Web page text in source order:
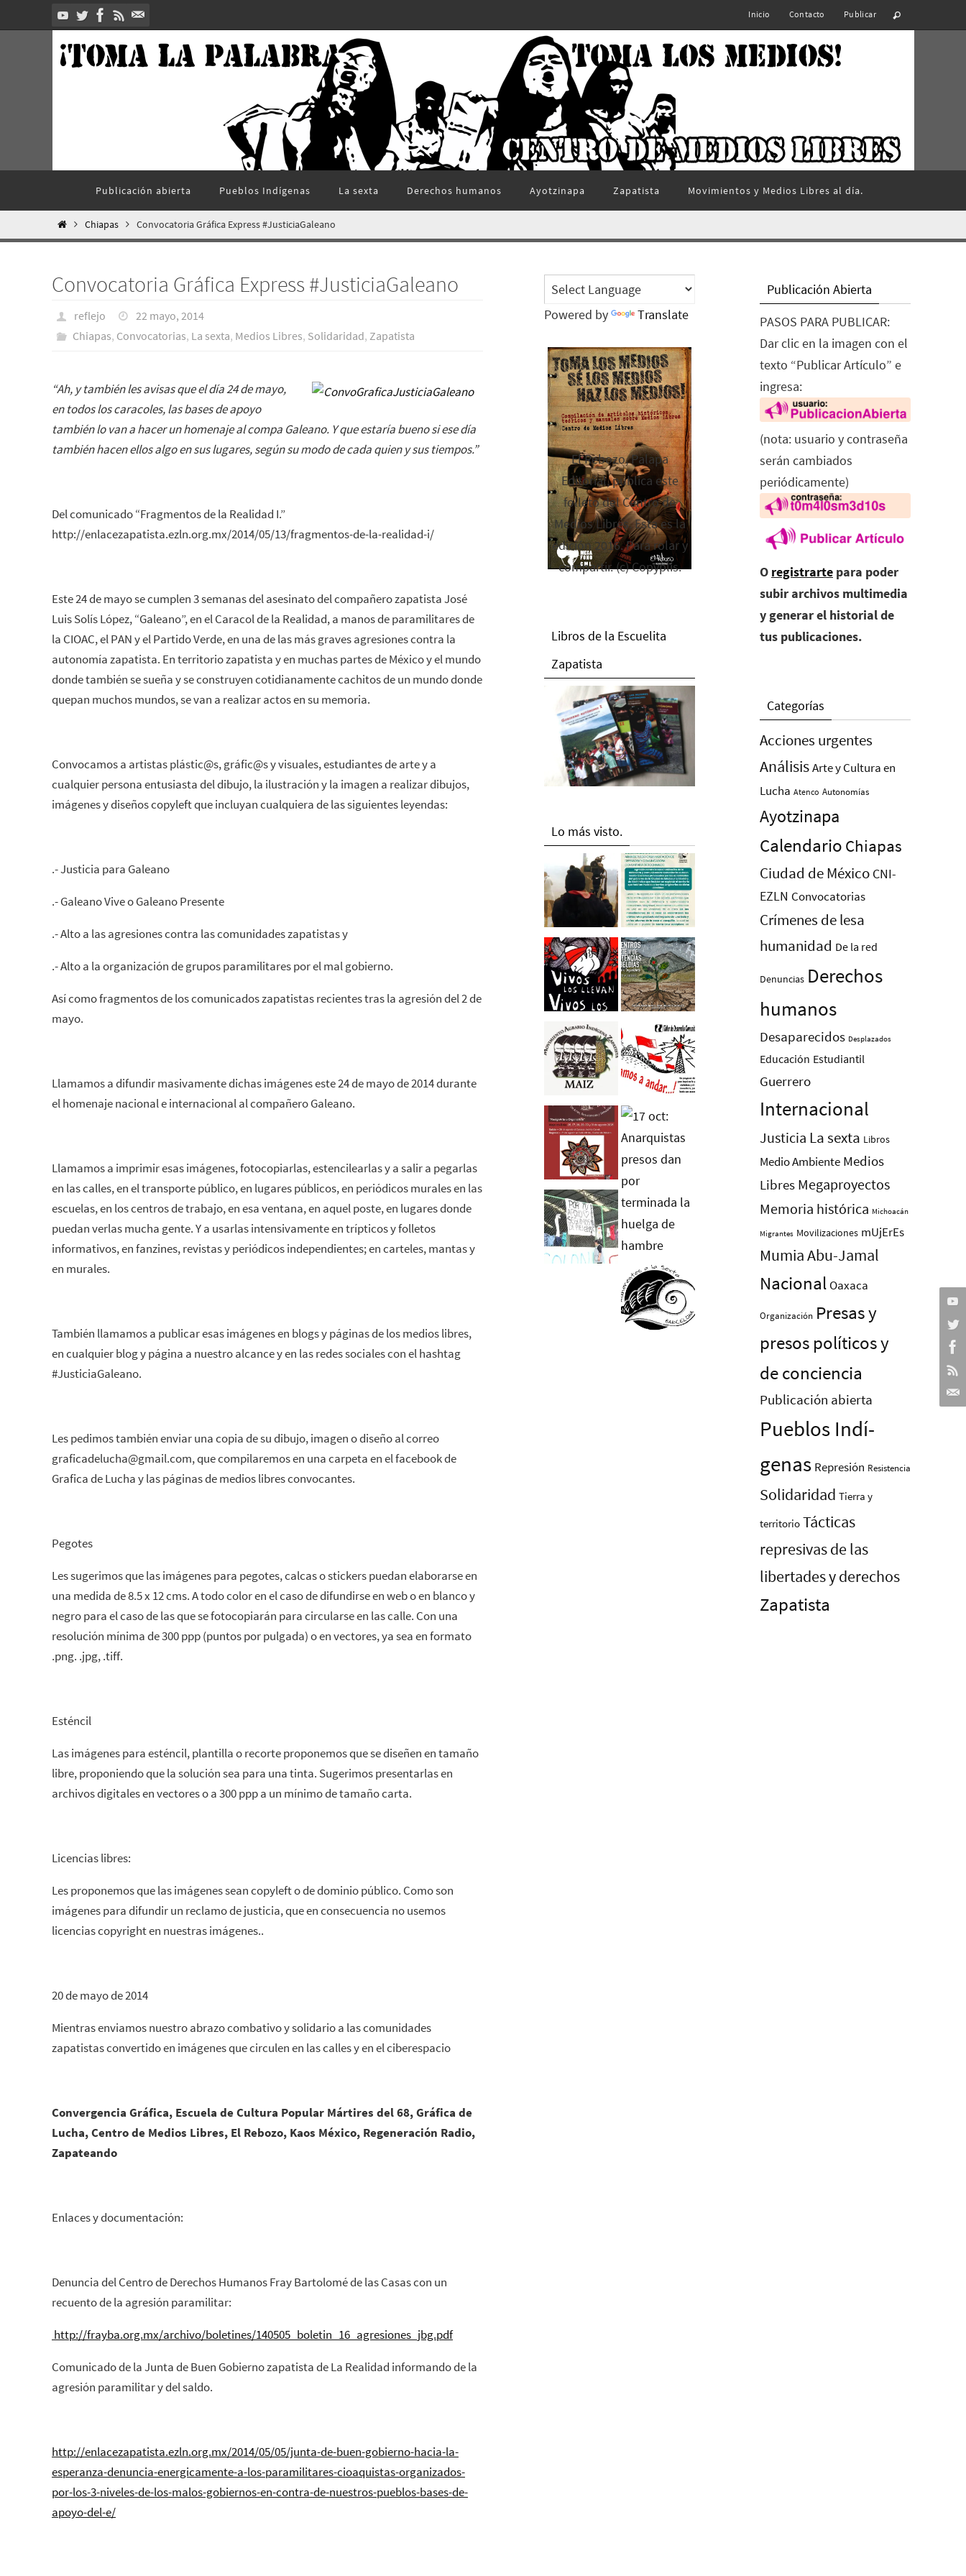
al
Inicio Contacto Publicar
contenido
Publicación abierta Pueblos Indí­genas La sexta Derechos humanos Ayotzinapa Zapatista Movimientos y Medios Libres al día.
InicioChiapas Convocatoria Gráfica Express #JusticiaGaleano
Convocatoria Gráfica Express #JusticiaGaleano
reflejo
22 mayo, 2014
Chiapas, Convocatorias, La sexta, Medios Libres, Solidaridad, Zapatista
“Ah, y también les avisas que el día 24 de mayo,
en todos los caracoles, las bases de apoyo
también lo van a hacer un homenaje al compa Galeano. Y que estaría bueno si ese día
también hacen ellos algo en sus lugares, según su modo de cada quien y sus tiempos.”
Del comunicado “Fragmentos de la Realidad I.”
http://enlacezapatista.ezln.org.mx/2014/05/13/fragmentos-de-la-realidad-i/
Este 24 de mayo se cumplen 3 semanas del asesinato del compañero zapatista José
Luis Solís López, “Galeano”, en el Caracol de la Realidad, a manos de paramilitares de
la CIOAC, el PAN y el Partido Verde, en una de las más graves agresiones contra la
autonomía zapatista. En territorio zapatista y en muchas partes de México y el mundo
donde también se sueña y se construyen cotidianamente cachitos de un mundo donde
quepan muchos mundos, se van a realizar actos en su memoria.
Convocamos a artistas plástic@s, gráfic@s y visuales, estudiantes de arte y a
cualquier persona entusiasta del dibujo, la ilustración y la imagen a realizar dibujos,
imágenes y diseños copyleft que incluyan cualquiera de las siguientes leyendas:
.- Justicia para Galeano
.- Galeano Vive o Galeano Presente
.- Alto a las agresiones contra las comunidades zapatistas y
.- Alto a la organización de grupos paramilitares por el mal gobierno.
Así como fragmentos de los comunicados zapatistas recientes tras la agresión del 2 de
mayo.
Llamamos a difundir masivamente dichas imágenes este 24 de mayo de 2014 durante
el homenaje nacional e internacional al compañero Galeano.
Llamamos a imprimir esas imágenes, fotocopiarlas, estencilearlas y a salir a pegarlas
en las calles, en el transporte público, en lugares públicos, en periódicos murales en las
escuelas, en los centros de trabajo, en esa ventana, en aquel poste, en lugares donde
puedan verlas mucha gente. Y a usarlas intensivamente en trípticos y folletos
informativos, en fanzines, revistas y periódicos independientes; en carteles, mantas y
en murales.
También llamamos a publicar esas imágenes en blogs y páginas de los medios libres,
en cualquier blog y página a nuestro alcance y en las redes sociales con el hashtag
#JusticiaGaleano.
Les pedimos también enviar una copia de su dibujo, imagen o diseño al correo
graficadelucha@gmail.com, que compilaremos en una carpeta en el facebook de
Grafica de Lucha y las páginas de medios libres convocantes.
Pegotes
Les sugerimos que las imágenes para pegotes,‎ ‏calcas o stickers puedan elaborarse en
una medida de 8.5 x 12 cms. A todo color en el caso de difundirse en web o en blanco y
negro para el caso de las que se fotocopiarán para circularse en las calle. Con una
resolución mínima de 300 ppp (puntos por pulgada) o en vectores, ya sea en formato
.png. .jpg, .tiff.
Esténcil
Las imágenes para esténcil,‎ ‏plantilla o recorte proponemos que se diseñen en tamaño
libre, proponiendo que la solución sea para una tinta. Sugerimos presentarlas en
archivos digitales en vectores o a 300 ppp a un mínimo de tamaño carta.
Licencias libres:
Les proponemos que las imágenes sean copyleft o de dominio público. Como son
imágenes para difundir un reclamo de justicia, que en consecuencia no usemos
licencias copyright en nuestras imágenes..
20 de mayo de 2014
Mientras enviamos nuestro abrazo combativo y solidario a las comunidades
zapatistas convertido en imágenes que circulen en las calles y en el ciberespacio
Convergencia Gráfica, Escuela de Cultura Popular Mártires del 68, Gráfica de
Lucha, Centro de Medios Libres, El Rebozo, Kaos México, Regeneración Radio,
Zapateando
Enlaces y documentación:
Denuncia del Centro de Derechos Humanos Fray Bartolomé de las Casas con un
recuento de la agresión paramilitar:
http://frayba.org.mx/archivo/boletines/140505_boletin_16_agresiones_jbg.pdf
Comunicado de la Junta de Buen Gobierno zapatista de La Realidad informando de la
agresión paramilitar y del saldo.
http://enlacezapatista.ezln.org.mx/2014/05/05/junta-de-buen-gobierno-hacia-la-
esperanza-denuncia-energicamente-a-los-paramilitares-cioaquistas-organizados-
por-los-3-niveles-de-los-malos-gobiernos-en-contra-de-nuestros-pueblos-bases-de-
apoyo-del-e/
Powered by Translate
El Rebozo, Palapa
Editorial, publica este
folleto del Centro de
Medios Libres. Esta es la
edición 2016. Para rolar y
compartir. (c) Copyplis.
Libros de la Escuelita
Zapatista
Lo más visto.
Publicación Abierta
PASOS PARA PUBLICAR:
Dar clic en la imagen con el
texto “Publicar Artículo” e
ingresa:
(nota: usuario y contraseña
serán cambiados
periódicamente)
O registrarte para poder
subir archivos multimedia
y generar el historial de
tus publicaciones.
Categorías
Acciones urgentes
AnálisisArte y Cultura en
Lucha Atenco Autonomías
Ayotzinapa
Calendario Chiapas
Ciudad de México CNI-
EZLN Convocatorias
Crímenes de lesa
humanidad De la red
Denuncias Derechos
humanos
Desaparecidos Desplazados
Educación Estudiantil
Guerrero
Internacional
Justicia La sexta Libros
Medio Ambiente Medios
Libres Megaproyectos
Memoria histórica Michoacán
Migrantes Movilizaciones mUjErEs
Mumia Abu-Jamal
Nacional Oaxaca
Organización Presas y
presos polí­ticos y
de conciencia
Publicación abierta
Pueblos Indí­
genas Represión Resistencia
Solidaridad Tierra y
territorio Tácticas
represivas de las
libertades y derechos
Zapatista